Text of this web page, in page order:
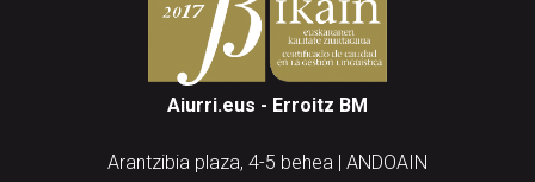
Aiurri.eus - Erroitz BM
Arantzibia plaza, 4-5 behea | ANDOAIN